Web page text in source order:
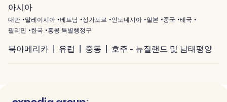
아시아
대만 말레이시아 베트남 싱가포르 인도네시아 일본 중국
태국
필리핀
한국 홍콩 특별행정구
북아메리카 유럽 중동 호주 - 뉴질랜드 및 남태평양